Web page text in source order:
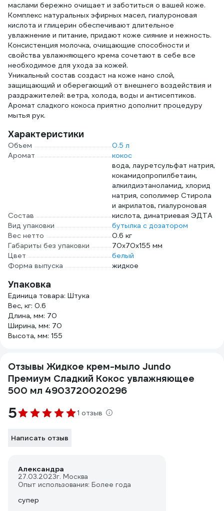
маслами бережно очищает и заботиться о вашей коже.
Комплекс натуральных эфирных масел, гиалуроновая
кислота и глицерин обеспечивают длительное
увлажнение и питание, придают коже сияние и нежность.
Консистенция молочка, очищающие способности и
свойства увлажняющего крема сочетают в себе все
необходимое для ухода за кожей.
Уникальный состав создаст на коже нано слой,
защищающий и оберегающий от внешнего воздействия и
раздражителей: ветра, холода, воды и антисептиков.
Аромат сладкого кокоса приятно дополнит процедуру
мытья рук.
Характеристики
Объем
0.5 л
Аромат
кокос
Состав
вода, лауретсульфат натрия,
кокамидопропилбетаин,
алкилдиэтаноламид, хлорид
натрия, сополимер Стирола
и акрилатов, гиалуроновая
кислота, динатриевая ЭДТА
Вид упаковки
бутылка с дозатором
Вес нетто
0.6 кг
Габариты без упаковки
70х70х155 мм
Цвет
белый
Форма выпуска
жидкое
Упаковка
Единица товара: Штука
Вес, кг: 0.6
Длина, мм: 70
Ширина, мм: 70
Высота, мм: 155
Отзывы Жидкое крем-мыло Jundo
Премиум Сладкий Кокос увлажняющее
500 мл 4903720020296
5 1 отзыв
Написать отзыв
Александра
27.03.2023г. Москва
Опыт использования: Более года
супер